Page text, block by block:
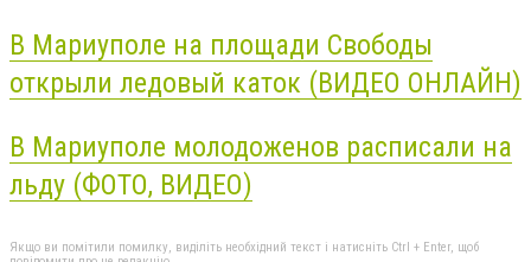
В Мариуполе на площади Свободы
открыли ледовый каток (ВИДЕО ОНЛАЙН)
В Мариуполе молодоженов расписали на
льду (ФОТО, ВИДЕО)
Якщо ви помітили помилку, виділіть необхідний текст і натисніть Ctrl + Enter, щоб